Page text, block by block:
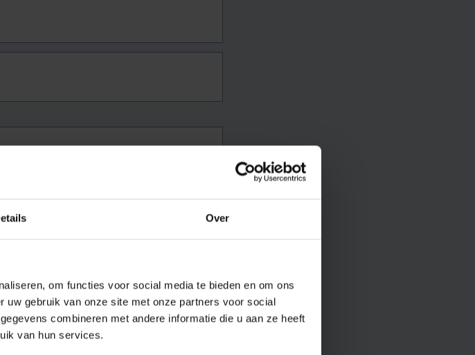
Over
om functies voor social media te bieden en om ons
gebruik van onze site met onze partners voor social
combineren met andere informatie die u aan ze heeft
van hun services.